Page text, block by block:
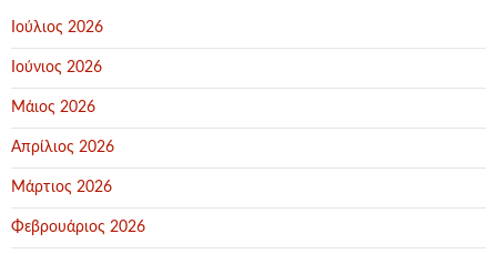
Ιούλιος 2026
Ιούνιος 2026
Μάιος 2026
Απρίλιος 2026
Μάρτιος 2026
Φεβρουάριος 2026